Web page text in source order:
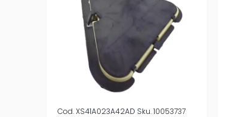
Cod.XS41A023A42AD Sku.10053737